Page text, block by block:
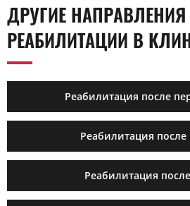
ДРУГИЕ НАПРАВЛЕНИЯ
РЕАБИЛИТАЦИИ В
Реабилитация после
Реабилитация после
Реабилитация